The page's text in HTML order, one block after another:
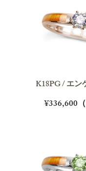
K18PG / エ
¥336,600